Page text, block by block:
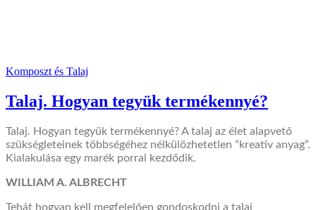
Komposzt és Talaj
Talaj. Hogyan tegyük termékennyé?
Talaj. Hogyan tegyük termékennyé? A talaj az élet alapvető
szükségleteinek többségéhez nélkülözhetetlen “kreatív anyag”.
Kialakul ása egy marék porral kezdődik.
WILLIAM A. ALBRECHT
Tehát hogyan kell megfelelően gondoskodni a talaj